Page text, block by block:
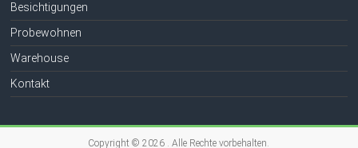
Besichtigungen
Probewohnen
Warehouse
Kontakt
Copyright © 2026 . Alle Rechte vorbehalten.